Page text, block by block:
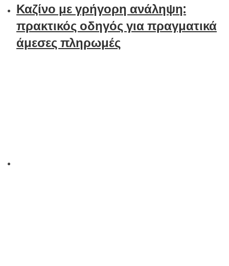
Καζίνο με γρήγορη ανάληψη:
πρακτικός οδηγός για πραγματικά
άμεσες πληρωμές